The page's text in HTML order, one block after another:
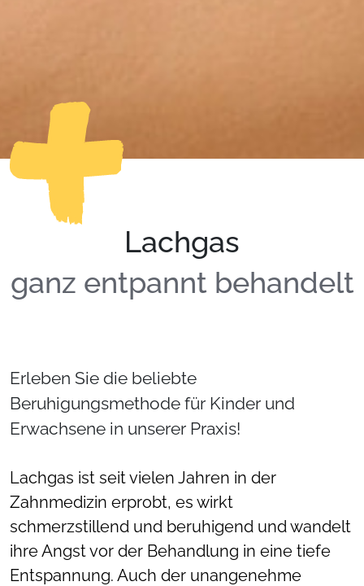
Lachgas
ganz entpannt behandelt
Erleben Sie die beliebte
Beruhigungsmethode für Kinder und
Erwachsene in unserer Praxis!
Lachgas ist seit vielen Jahren in der
Zahnmedizin erprobt, es wirkt
schmerzstillend und beruhigend und wandelt
ihre Angst vor der Behandlung in eine tiefe
Entspannung. Auch der unangenehme